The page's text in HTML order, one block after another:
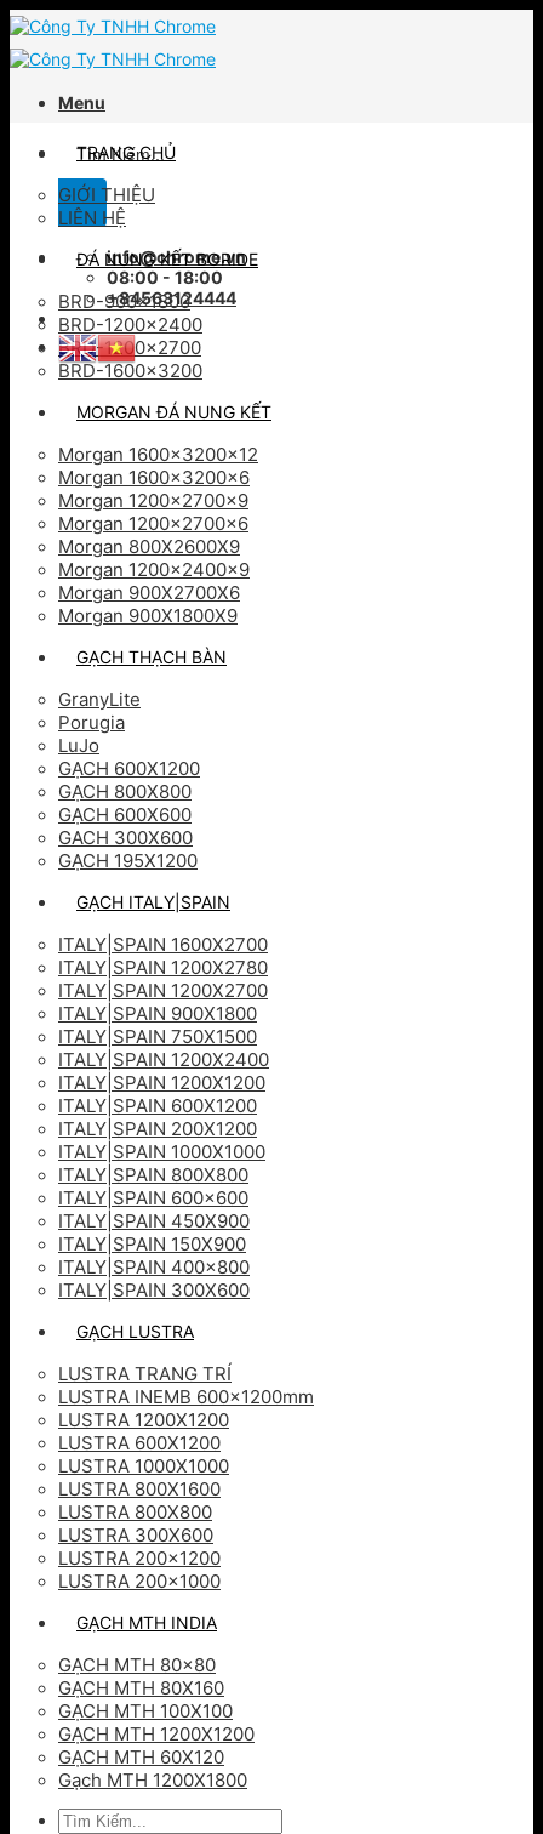
Skip
to
content
Menu
kiếm:
info@chrome.vn
08:00 - 18:00
+84563124444
TRANG CHỦ
GIỚI THIỆU
LIÊN HỆ
ĐÁ NUNG KẾT BORIDE
BRD-900×1800
BRD-1200×2400
BRD-1200×2700
BRD-1600×3200
MORGAN ĐÁ NUNG KẾT
Morgan 1600x3200x12
Morgan 1600x3200x6
Morgan 1200x2700x9
Morgan 1200x2700x6
Morgan 800X2600X9
Morgan 1200x2400x9
Morgan 900X2700X6
Morgan 900X1800X9
GẠCH THẠCH BÀN
GranyLite
Porugia
LuJo
GẠCH 600X1200
GẠCH 800X800
GẠCH 600X600
GACH 300X600
GẠCH 195X1200
GẠCH ITALY|SPAIN
ITALY|SPAIN 1600X2700
ITALY|SPAIN 1200X2780
ITALY|SPAIN 1200X2700
ITALY|SPAIN 900X1800
ITALY|SPAIN 750X1500
ITALY|SPAIN 1200X2400
ITALY|SPAIN 1200X1200
ITALY|SPAIN 600X1200
ITALY|SPAIN 200X1200
ITALY|SPAIN 1000X1000
ITALY|SPAIN 800X800
ITALY|SPAIN 600×600
ITALY|SPAIN 450X900
ITALY|SPAIN 150X900
ITALY|SPAIN 400×800
ITALY|SPAIN 300X600
GẠCH LUSTRA
LUSTRA TRANG TRÍ
LUSTRA INEMB 600x1200mm
LUSTRA 1200X1200
LUSTRA 600X1200
LUSTRA 1000X1000
LUSTRA 800X1600
LUSTRA 800X800
LUSTRA 300X600
LUSTRA 200×1200
LUSTRA 200×1000
GẠCH MTH INDIA
GẠCH MTH 80×80
GẠCH MTH 80X160
GẠCH MTH 100X100
GẠCH MTH 1200X1200
GẠCH MTH 60X120
Gạch MTH 1200X1800
Tìm